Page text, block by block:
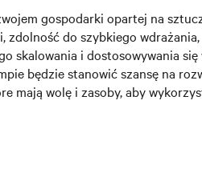
gospodarki opartej na
zdolność do szybkiego wdrażania,
skalowania i dostosowywania się
będzie stanowić szansę na
mają wolę i zasoby, aby